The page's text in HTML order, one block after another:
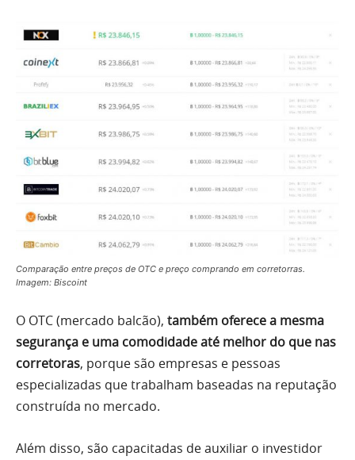
Comparação entre preços de OTC e preço comprando em corretorras.
Imagem: Biscoint
O OTC (mercado balcão), também oferece a mesma
segurança e uma comodidade até melhor do que nas
corretoras, porque são empresas e pessoas
especializadas que trabalham baseadas na reputação
construída no mercado.
Além disso, são capacitadas de auxiliar o investidor